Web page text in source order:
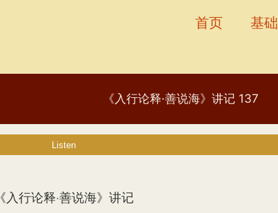
首页 基础
《入行论释·善说海》讲记 137
《入行论释·善说海》讲记